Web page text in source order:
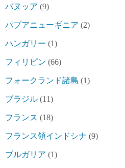
バヌッア (9)
パプアニューギニア (2)
ハンガリー (1)
フィリピン (66)
フォークランド諸島 (1)
ブラジル (11)
フランス (18)
フランス領インドシナ (9)
ブルガリア (1)